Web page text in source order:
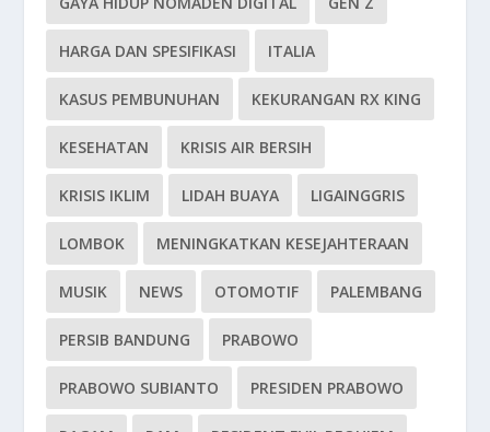
HARGA DAN SPESIFIKASI ITALIA
KASUS PEMBUNUHAN KEKURANGAN RX KING
KESEHATAN KRISIS AIR BERSIH
KRISIS IKLIM LIDAH BUAYA LIGAINGGRIS
LOMBOK MENINGKATKAN KESEJAHTERAAN
MUSIK NEWS OTOMOTIF PALEMBANG
PERSIB BANDUNG PRABOWO
PRABOWO SUBIANTO PRESIDEN PRABOWO